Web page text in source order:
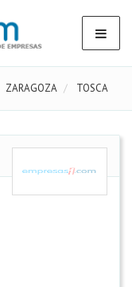
ZARAGOZA TOSCA